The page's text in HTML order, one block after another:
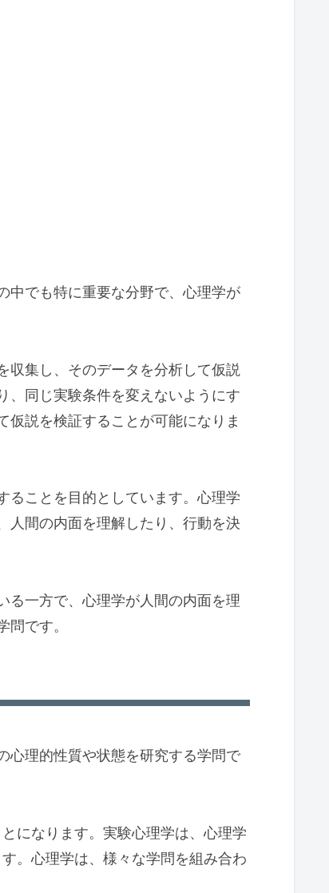
中でも特に重要な分野で、心理学が
収集し、そのデータを分析して仮説
、同じ実験条件を変えないようにす
仮説を検証することが可能になりま
ることを目的としています。心理学
人間の内面を理解したり、行動を決
る一方で、心理学が人間の内面を理
です。
心理的性質や状態を研究する学問で
になります。実験心理学は、心理学
。心理学は、様々な学問を組み合わ